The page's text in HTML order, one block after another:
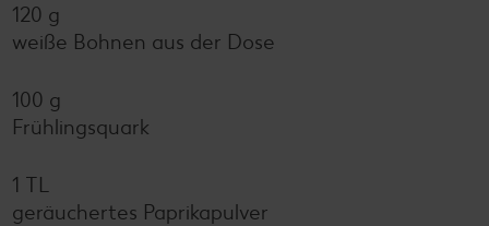
120 g
weiße Bohnen aus der Dose
100 g
Frühlingsquark
1 TL
geräuchertes Paprikapulver